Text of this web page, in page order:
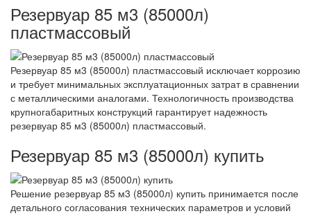
Резервуар 85 м3 (85000л)
пластмассовый
Резервуар 85 м3 (85000л) пластмассовый исключает коррозию
и требует минимальных эксплуатационных затрат в сравнении
с металлическими аналогами. Технологичность производства
крупногабаритных конструкций гарантирует надежность
резервуар 85 м3 (85000л) пластмассовый.
Резервуар 85 м3 (85000л) купить
Решение резервуар 85 м3 (85000л) купить принимается после
детального согласования технических параметров и условий